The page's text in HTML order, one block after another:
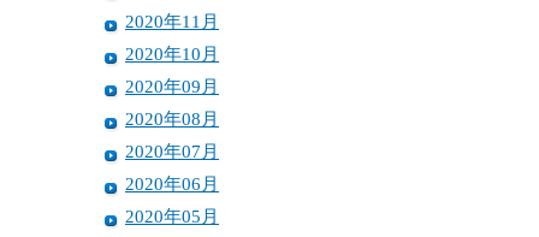
2020年11月
2020年10月
2020年09月
2020年08月
2020年07月
2020年06月
2020年05月